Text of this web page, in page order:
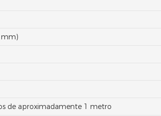
mm)
de aproximadamente 1 metro